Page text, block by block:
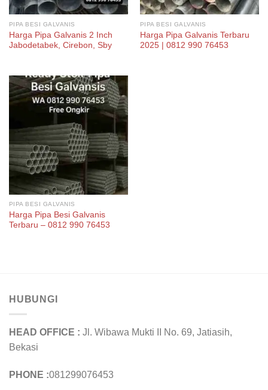
PIPA BESI GALVANIS
Harga Pipa Galvanis 2 Inch
Jabodetabek, Cirebon, Sby
PIPA BESI GALVANIS
Harga Pipa Galvanis Terbaru
2025 | 0812 990 76453
PIPA BESI GALVANIS
Harga Pipa Besi Galvanis
Terbaru – 0812 990 76453
HUBUNGI
HEAD OFFICE : Jl. Wibawa Mukti II No. 69, Jatiasih,
Bekasi
PHONE :081299076453